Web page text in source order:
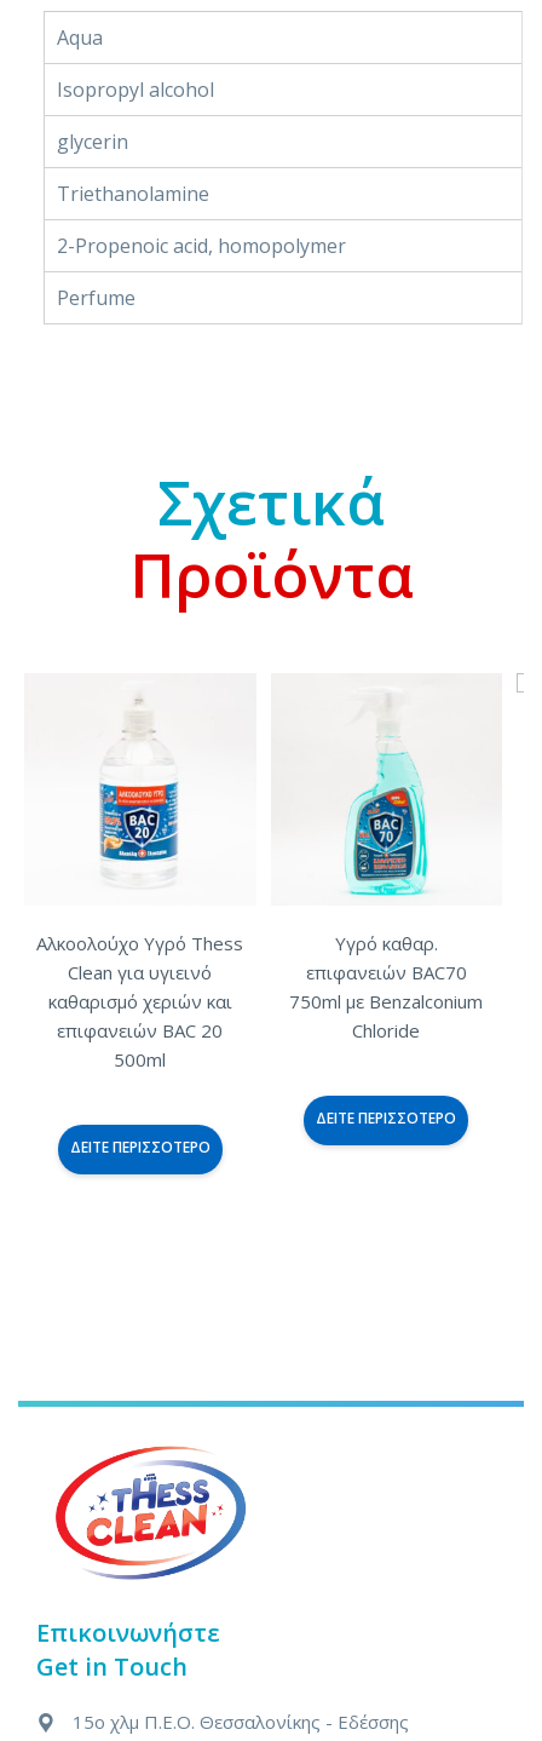
Aqua
Isopropyl alcohol
glycerin
Triethanolamine
2-Propenoic acid, homopolymer
Perfume
Σχετικά
Προϊόντα
Αλκοολούχο Υγρό Thess
Clean για υγιεινό
καθαρισμό χεριών και
επιφανειών BAC 20
500ml
ΔΕΊΤΕ ΠΕΡΙΣΣΌΤΕΡΟ
Υγρό καθαρ.
επιφανειών BAC70
750ml με Benzalconium
Chloride
ΔΕΊΤΕ ΠΕΡΙΣΣΌΤΕΡΟ
Επικοινωνήστε
Get in Touch
15ο χλμ Π.Ε.Ο. Θεσσαλονίκης - Εδέσσης